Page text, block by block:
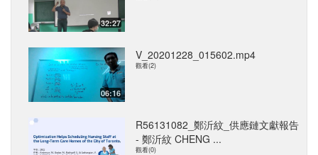
32:27
06:16
V_20201228_015602.mp4
觀看(2)
R56131082_鄭沂紋_供應鏈文獻報告
- 鄭沂紋 CHENG ...
觀看(0)